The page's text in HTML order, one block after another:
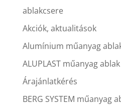
ablakcsere
Akciók, aktualitások
Alumínium műanyag
ALUPLAST műanyag ablak
Árajánlatkérés
BERG SYSTEM műanyag